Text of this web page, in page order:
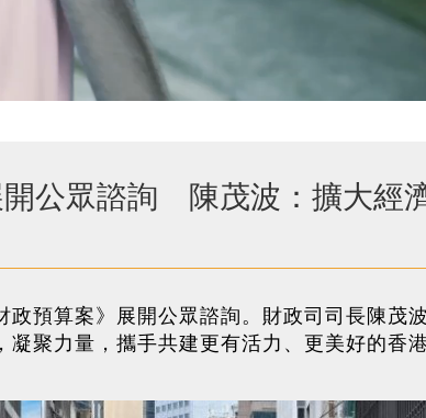
公眾諮詢 陳茂波：擴大經
政預算案》展開公眾諮詢。財政司司長陳茂
聚力量，攜手共建更有活力、更美好的香